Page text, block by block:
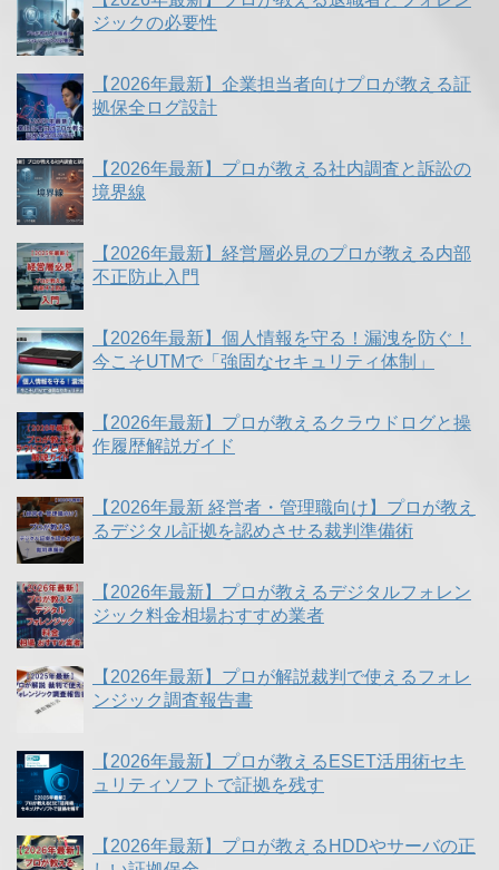
ジックの必要性
【2026年最新】企業担当者向けプロが教える証
拠保全ログ設計
【2026年最新】プロが教える社内調査と訴訟の
境界線
【2026年最新】経営層必見のプロが教える内部
不正防止入門
【2026年最新】個人情報を守る！漏洩を防ぐ！
今こそUTMで「強固なセキュリティ体制」
【2026年最新】プロが教えるクラウドログと操
作履歴解説ガイド
【2026年最新 経営者・管理職向け】プロが教え
るデジタル証拠を認めさせる裁判準備術
【2026年最新】プロが教えるデジタルフォレン
ジック料金相場おすすめ業者
【2026年最新】プロが解説裁判で使えるフォレ
ンジック調査報告書
【2026年最新】プロが教えるESET活用術セキ
ュリティソフトで証拠を残す
【2026年最新】プロが教えるHDDやサーバの正